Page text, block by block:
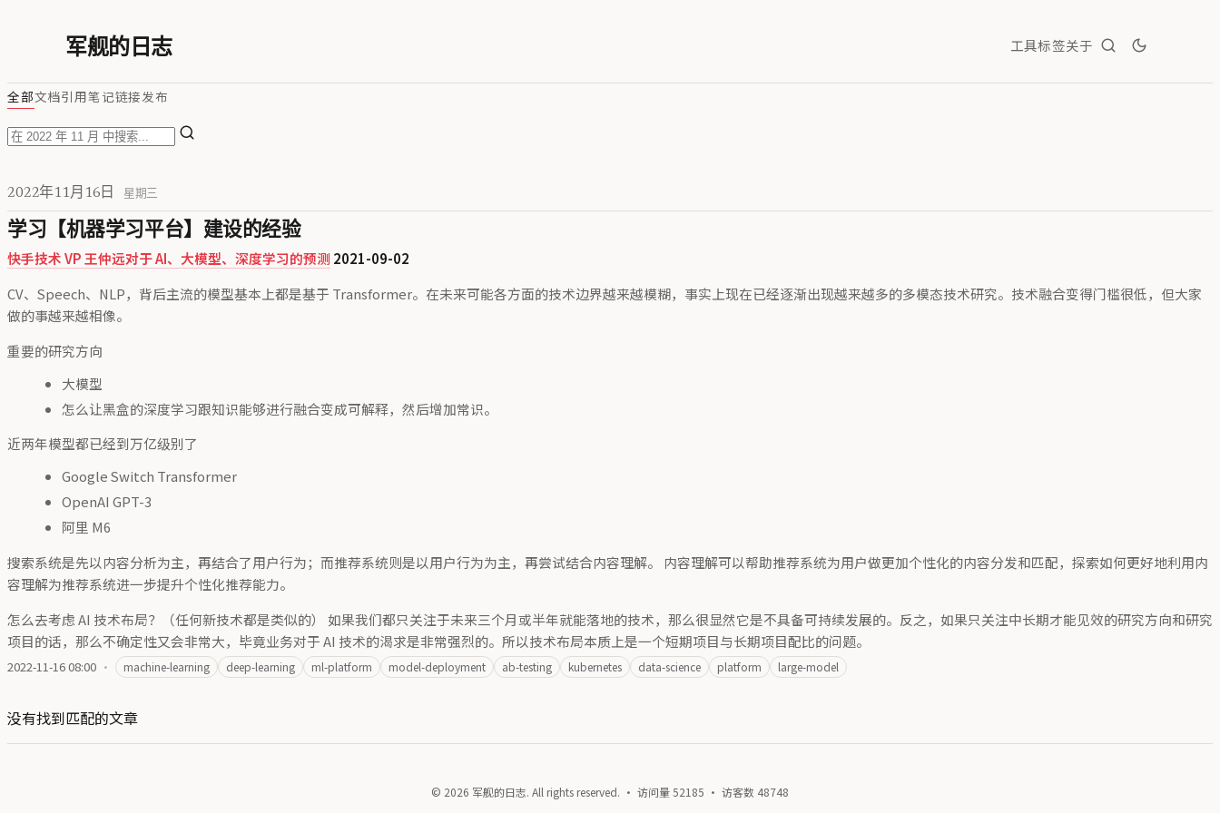
军舰的日志 工具标签关于
全部文档引用笔记链接发布
2022年11月16日 星期三
学习【机器学习平台】建设的经验
快手技术 VP 王仲远对于 AI、大模型、深度学习的预测 2021-09-02
CV、Speech、NLP，背后主流的模型基本上都是基于 Transformer。在未来可能各方面的技术边界越来越模糊，事实上现在已经逐渐出现越来越多的多模态技术研究。技术融合变得门槛很低，但大家
做的事越来越相像。
重要的研究方向
大模型
怎么让黑盒的深度学习跟知识能够进行融合变成可解释，然后增加常识。
近两年模型都已经到万亿级别了
Google Switch Transformer
OpenAI GPT-3
阿里 M6
搜索系统是先以内容分析为主，再结合了用户行为；而推荐系统则是以用户行为为主，再尝试结合内容理解。 内容理解可以帮助推荐系统为用户做更加个性化的内容分发和匹配，探索如何更好地利用内
容理解为推荐系统进一步提升个性化推荐能力。
怎么去考虑 AI 技术布局？（任何新技术都是类似的） 如果我们都只关注于未来三个月或半年就能落地的技术，那么很显然它是不具备可持续发展的。反之，如果只关注中长期才能见效的研究方向和研究
项目的话，那么不确定性又会非常大，毕竟业务对于 AI 技术的渴求是非常强烈的。所以技术布局本质上是一个短期项目与长期项目配比的问题。
2022-11-16 08:00 · machine-learning deep-learning ml-platform model-deployment ab-testing kubernetes data-science platform large-model
没有找到匹配的文章
© 2026 军舰的日志. All rights reserved. · 访问量52185 · 访客数 48748